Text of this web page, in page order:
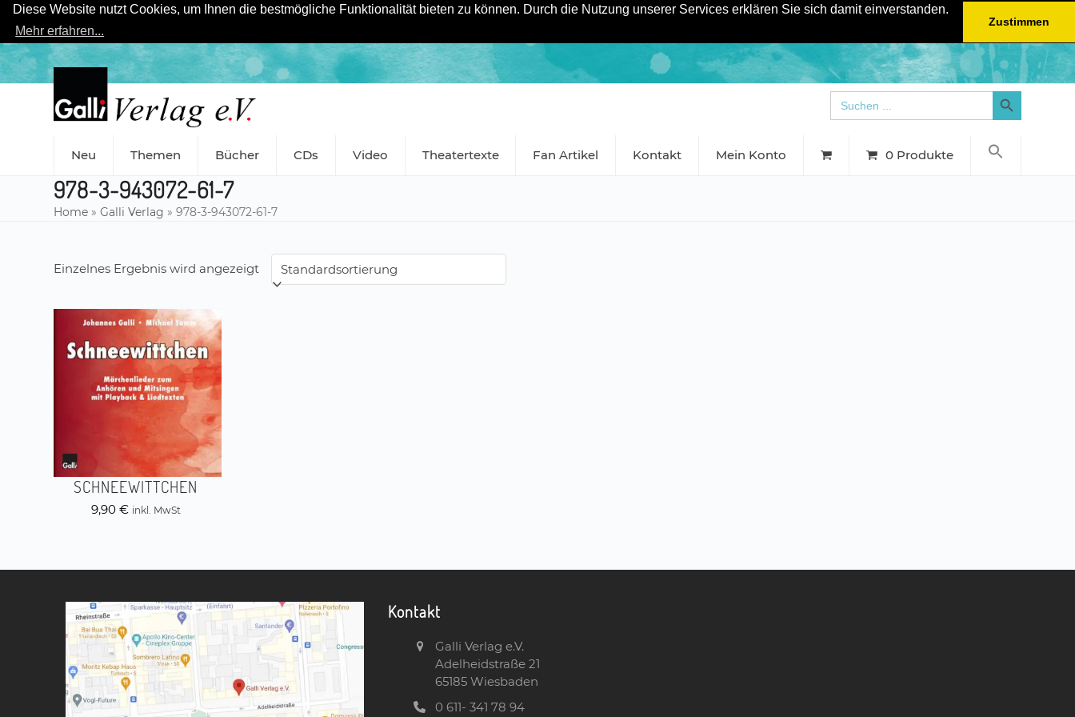
Diese Website nutzt Cookies, um Ihnen die bestmögliche Funktionalität bieten zu können. Durch die Nutzung unserer Services erklären Sie sich damit einverstanden.
Mehr erfahren...
Zustimmen
Skip
content
Search
for:
Search Button
Neu Themen Bücher CDs Video Theatertexte Fan Artikel Kontakt Mein Konto 0 Produkte
978-3-943072-61-7
Home »Galli Verlag »978-3-943072-61-7
Einzelnes Ergebnis wird angezeigt
SCHNEEWITTCHEN
9,90 € inkl. MwSt
Kontakt
Galli Verlag e.V.
Adelheidstraße 21
65185 Wiesbaden
0 611- 341 78 94